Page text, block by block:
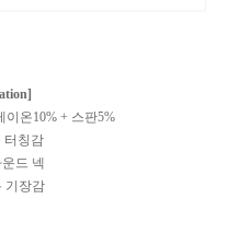
이온10% + 스판5%
터칭감
드 넥
기장감